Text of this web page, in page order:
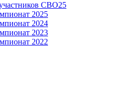
СВО25
2025
2024
2023
2022